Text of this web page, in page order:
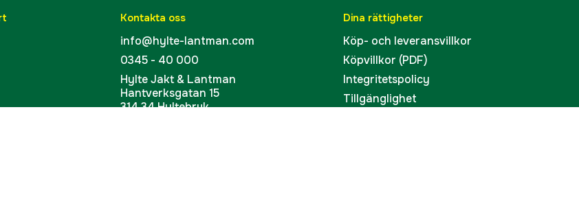
Kontakta oss
info@hylte-lantman.com
0345 - 40 000
Hylte Jakt & Lantman
Hantverksgatan 15
314 34 Hyltebruk
Dina rättigheter
Köp- och leveransvillkor
Köpvillkor (PDF)
Integritetspolicy
Tillgänglighet